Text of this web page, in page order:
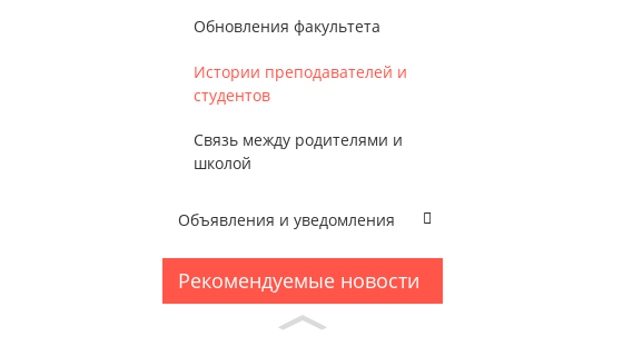
Обновления факультета
Истории преподавателей и
студентов
Связь между родителями и
школой
Объявления и уведомления
Рекомендуемые новости